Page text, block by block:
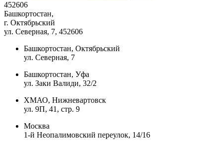
452606
Башкортостан,
г. Октябрьский
ул. Северная, 7, 452606
Башкортостан, Октябрьский
ул. Северная, 7
Башкортостан, Уфа
ул. Заки Валиди, 32/2
ХМАО, Нижневартовск
ул. 9П, 41, стр. 9
Москва
1-й Неопалимовский переулок, 14/16